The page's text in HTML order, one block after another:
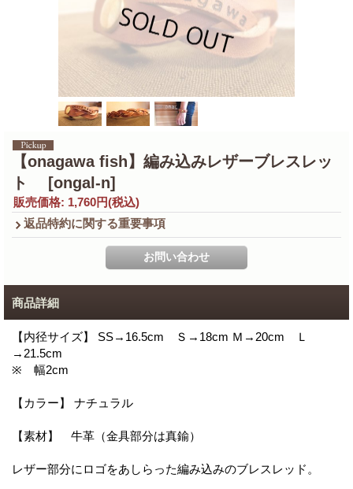
【onagawa fish】編み込みレザーブレスレッ
ト [ongal-n]
販売価格: 1,760円(税込)
返品特約に関する重要事項
商品詳細
【内径サイズ】 SS→16.5cm Ｓ→18cm Ｍ→20cm Ｌ
→21.5cm
※ 幅2cm
【カラー】 ナチュラル
【素材】 牛革（金具部分は真鍮）
レザー部分にロゴをあしらった編み込みのブレスレッド。